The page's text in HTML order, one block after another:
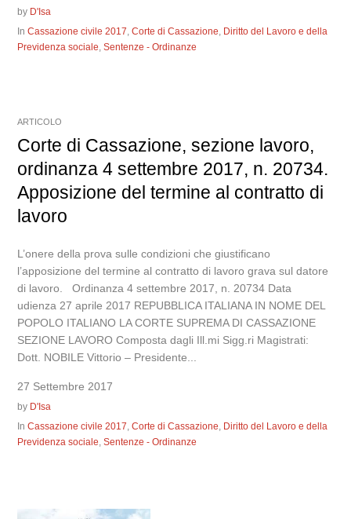
by D'Isa
InCassazione civile 2017 ,Corte di Cassazione Diritto del Lavoro e della
Previdenza sociale ,Sentenze - Ordinanze
ARTICOLO
Corte di Cassazione, sezione lavoro,
ordinanza 4 settembre 2017, n. 20734.
Apposizione del termine al contratto di
lavoro
L’onere della prova sulle condizioni che giustificano
l’apposizione del termine al contratto di lavoro grava sul datore
di lavoro. Ordinanza 4 settembre 2017, n. 20734 Data
udienza 27 aprile 2017 REPUBBLICA ITALIANA IN NOME DEL
POPOLO ITALIANO LA CORTE SUPREMA DI CASSAZIONE
SEZIONE LAVORO Composta dagli Ill.mi Sigg.ri Magistrati:
Dott. NOBILE Vittorio – Presidente...
27 Settembre 2017
by D'Isa
InCassazione civile 2017 ,Corte di Cassazione Diritto del Lavoro e della
Previdenza sociale ,Sentenze - Ordinanze